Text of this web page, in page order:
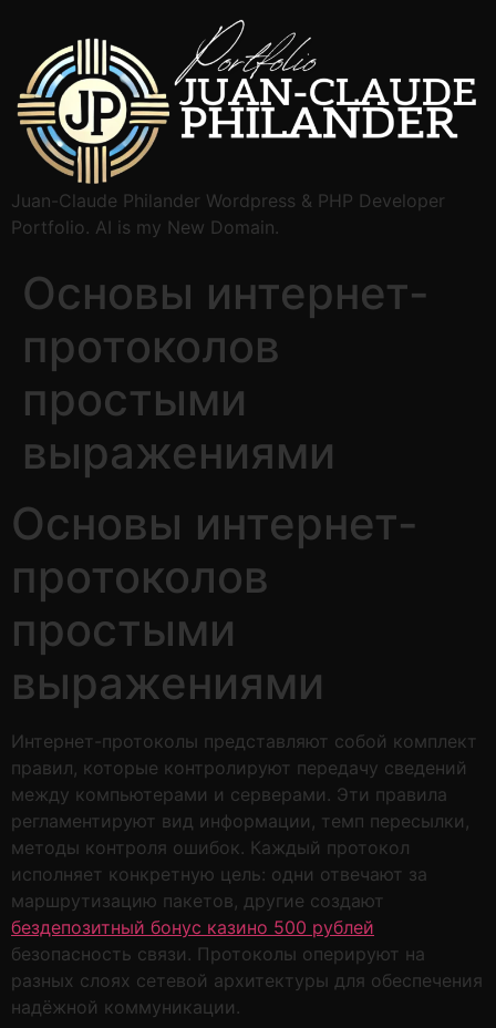
Juan-Claude Philander Wordpress & PHP Developer
Portfolio. AI is my New Domain.
Основы интернет-
протоколов
простыми
выражениями
Основы интернет-
протоколов
простыми
выражениями
Интернет-протоколы представляют собой комплект
правил, которые контролируют передачу сведений
между компьютерами и серверами. Эти правила
регламентируют вид информации, темп пересылки,
методы контроля ошибок. Каждый протокол
исполняет конкретную цель: одни отвечают за
маршрутизацию пакетов, другие создают
бездепозитный бонус казино 500 рублей
безопасность связи. Протоколы оперируют на
разных слоях сетевой архитектуры для обеспечения
надёжной коммуникации.